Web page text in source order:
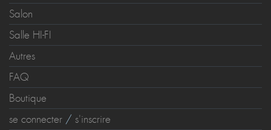
Salon
Salle HI-FI
Autres
FAQ
Boutique
se connecter / s'inscrire